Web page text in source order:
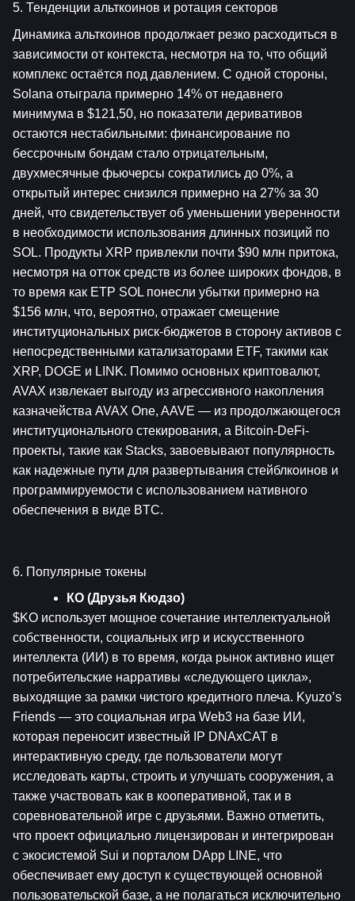
5. Тенденции альткоинов и ротация секторов
Динамика альткоинов продолжает резко расходиться в
зависимости от контекста, несмотря на то, что общий
комплекс остаётся под давлением. С одной стороны,
Solana отыграла примерно 14% от недавнего
минимума в $121,50, но показатели деривативов
остаются нестабильными: финансирование по
бессрочным бондам стало отрицательным,
двухмесячные фьючерсы сократились до 0%, а
открытый интерес снизился примерно на 27% за 30
дней, что свидетельствует об уменьшении уверенности
в необходимости использования длинных позиций по
SOL. Продукты XRP привлекли почти $90 млн притока,
несмотря на отток средств из более широких фондов, в
то время как ETP SOL понесли убытки примерно на
$156 млн, что, вероятно, отражает смещение
институциональных риск-бюджетов в сторону активов с
непосредственными катализаторами ETF, такими как
XRP, DOGE и LINK. Помимо основных криптовалют,
AVAX извлекает выгоду из агрессивного накопления
казначейства AVAX One, AAVE — из продолжающегося
институционального стекирования, а Bitcoin-DeFi-
проекты, такие как Stacks, завоевывают популярность
как надежные пути для развертывания стейблкоинов и
программируемости с использованием нативного
обеспечения в виде BTC.
6. Популярные токены
КО (Друзья Кюдзо)
$KO использует мощное сочетание интеллектуальной
собственности, социальных игр и искусственного
интеллекта (ИИ) в то время, когда рынок активно ищет
потребительские нарративы «следующего цикла»,
выходящие за рамки чистого кредитного плеча. Kyuzo’s
Friends — это социальная игра Web3 на базе ИИ,
которая переносит известный IP DNAxCAT в
интерактивную среду, где пользователи могут
исследовать карты, строить и улучшать сооружения, а
также участвовать как в кооперативной, так и в
соревновательной игре с друзьями. Важно отметить,
что проект официально лицензирован и интегрирован
с экосистемой Sui и порталом DApp LINE, что
обеспечивает ему доступ к существующей основной
пользовательской базе, а не полагаться исключительно